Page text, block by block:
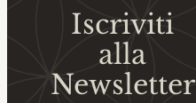
Iscriviti
alla
Newsletter